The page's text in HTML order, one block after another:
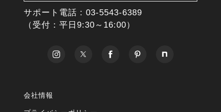
サポート電話 : 03-5543-6389
（受付：平日9:30～16:00）
会社情報